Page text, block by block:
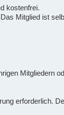
kostenfrei.
Mitglied ist
Mitgliedern
erforderlich.